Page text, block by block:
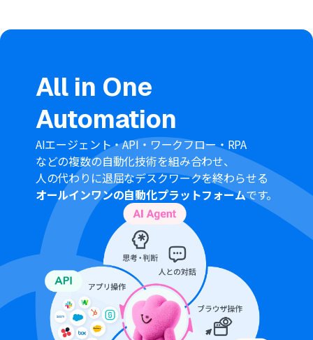
All in One
Automation
AIエージェント・API・ワークフロー・RPA
などの複数の自動化技術を組み合わせ、
人の代わりに退屈なデスクワークを終わらせる
オールインワンの自動化プラットフォームです。